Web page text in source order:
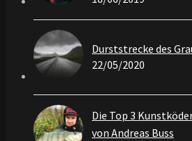
Durststrecke des
22/05/2020
Die Top 3
von Andreas Buss